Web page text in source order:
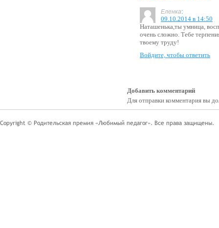
Еленка:
09.10.2014 в 14:50
Наташенька,ты умница,
очень сложно. Тебе
твоему труду!
Войдите, чтобы ответить
Добавить комментарий
Для отправки комментария вы
Copyright © Родительская премия «Любимый педагог». Все права защищены.